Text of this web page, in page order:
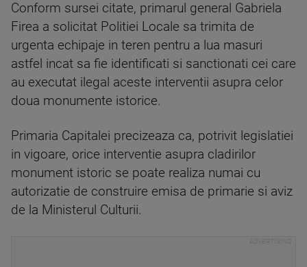
Conform sursei citate, primarul general Gabriela
Firea a solicitat Politiei Locale sa trimita de
urgenta echipaje in teren pentru a lua masuri
astfel incat sa fie identificati si sanctionati cei care
au executat ilegal aceste interventii asupra celor
doua monumente istorice.
Primaria Capitalei precizeaza ca, potrivit legislatiei
in vigoare, orice interventie asupra cladirilor
monument istoric se poate realiza numai cu
autorizatie de construire emisa de primarie si aviz
de la Ministerul Culturii.